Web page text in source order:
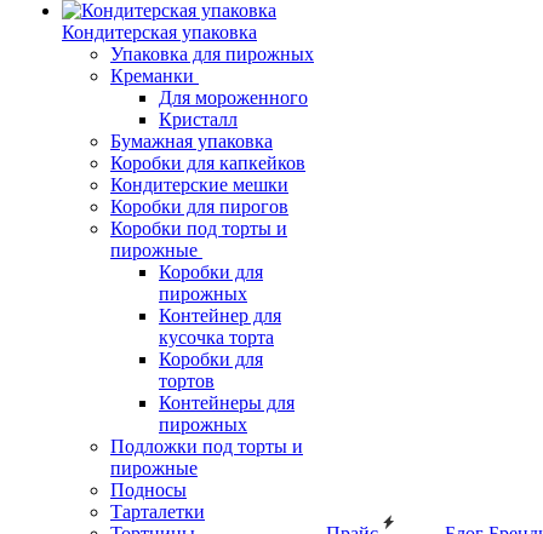
Кондитерская упаковка
Упаковка для пирожных
Креманки
Для мороженного
Кристалл
Бумажная упаковка
Коробки для капкейков
Кондитерские мешки
Коробки для пирогов
Коробки под торты и
пирожные
Коробки для
пирожных
Контейнер для
кусочка торта
Коробки для
тортов
Контейнеры для
пирожных
Подложки под торты и
пирожные
Подносы
Тарталетки